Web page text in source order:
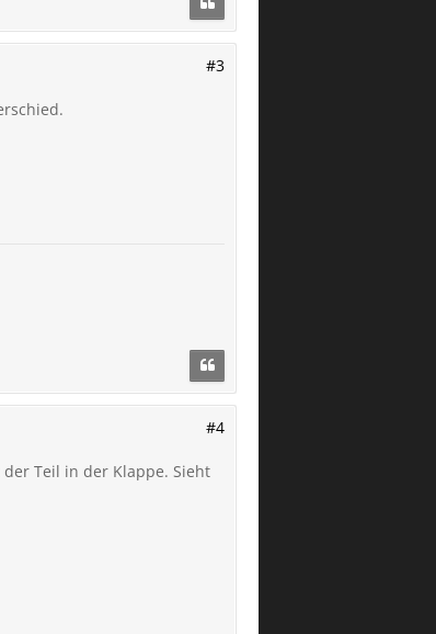
#3
#4
Teil in der Klappe. Sieht